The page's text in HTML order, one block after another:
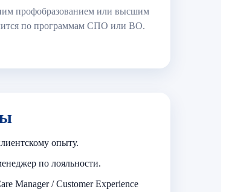
профобразованием или высшим
по программам СПО или ВО.
опыту.
по лояльности.
Manager / Customer Experience